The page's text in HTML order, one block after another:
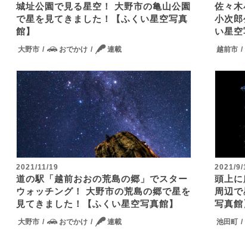
城址公園で見る星空！ 大野市の亀山公園
で星を見てきました！【ふくい星空写真
館】
大野市 おでかけ 連載
佐々
小次郎
い星空
越前市
2021/11/19
道の駅「越前おおの荒島の郷」でスター
ウォッチング！ 大野市の荒島の郷で星を
見てきました！【ふくい星空写真館】
大野市 おでかけ 連載
2021/9/
頭上
周辺
写真館
池田町